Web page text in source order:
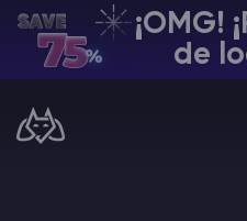
¡OMG!
de
ES | USD
Manage your servers